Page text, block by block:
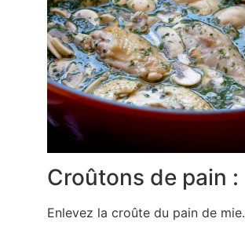
Croûtons de pain :
Enlevez la croûte du pain de mie.